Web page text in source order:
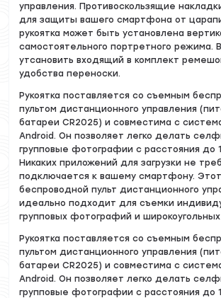
управления. Противоскользящие
для защиты вашего смартфона от
рукоятка может быть установлена
самостоятельного портретного режима.
утсановить входящий в комплект
удобства переноски.
Рукоятка поставляется со съемным
пультом дистанционного управления
батареи CR2025) и совместима с
Android. Он позволяет легко делать
групповые фотографии с расстояния до
Никаких приложений для загрузки не
подключается к вашему смартфону.
беспроводной пульт дистанционного
идеально подходит для съемки
групповых фотографий и широкоугольных
Рукоятка поставляется со съемным
пультом дистанционного управления
батареи CR2025) и совместима с
Android. Он позволяет легко делать
групповые фотографии с расстояния до